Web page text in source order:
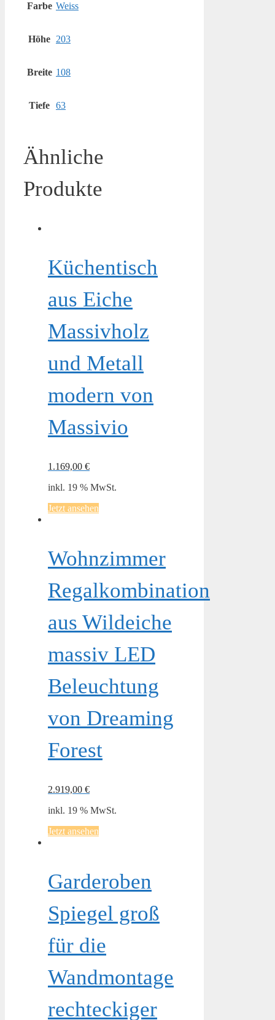
Farbe Weiss
Höhe 203
Breite 108
Tiefe 63
Ähnliche
Produkte
Küchentisch
aus Eiche
Massivholz
und Metall
modern von
Massivio
1.169,00 €
inkl. 19 % MwSt.
Jetzt ansehen
Wohnzimmer
Regalkombination
aus Wildeiche
massiv LED
Beleuchtung
von Dreaming
Forest
2.919,00 €
inkl. 19 % MwSt.
Jetzt ansehen
Garderoben
Spiegel groß
für die
Wandmontage
rechteckiger